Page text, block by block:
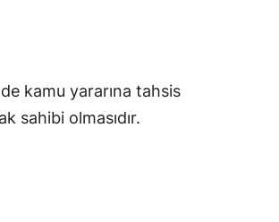
kamu yararına tahsis
sahibi olmasıdır.